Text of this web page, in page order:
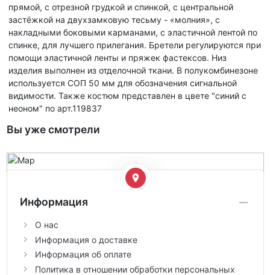
прямой, с отрезной грудкой и спинкой, с центральной
застёжкой на двухзамковую тесьму - «молния», с
накладными боковыми карманами, с эластичной лентой по
спинке, для лучшего прилегания. Бретели регулируются при
помощи эластичной ленты и пряжек фастексов. Низ
изделия выполнен из отделочной ткани. В полукомбинезоне
используется СОП 50 мм для обозначения сигнальной
видимости. Также костюм представлен в цвете "синий с
неоном" по арт.119837
Вы уже смотрели
Информация
О нас
Информация о доставке
Информация об оплате
Политика в отношении обработки персональных